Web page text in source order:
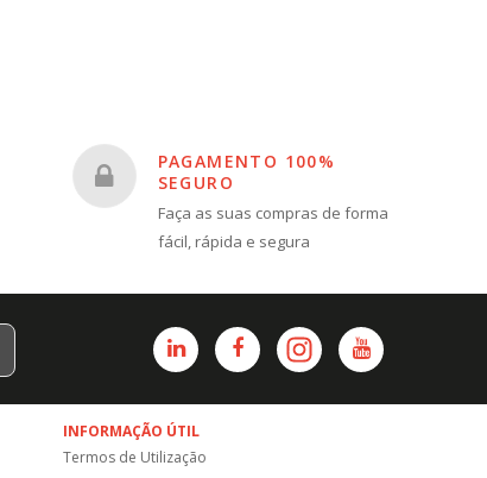
PAGAMENTO 100%
SEGURO
Faça as suas compras de forma
fácil, rápida e segura
INFORMAÇÃO ÚTIL
Termos de Utilização